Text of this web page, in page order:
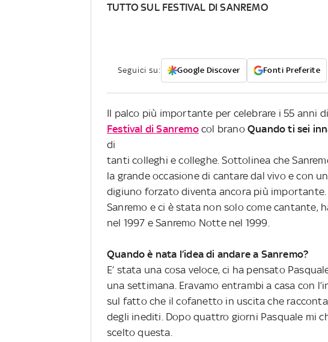
TUTTO SUL FESTIVAL DI SANREMO
Seguici su: Google Discover Fonti Preferite
Il palco più importante per celebrare i 55 anni
Festival di Sanremocol branoQuando ti sei
di
tanti colleghi e colleghe. Sottolinea che
la grande occasione di cantare dal vivo e con
digiuno forzato diventa ancora più importante.
Sanremo e ci è stata non solo come cantante,
nel 1997 e Sanremo Notte nel 1999.
Quando è nata l’idea di andare a Sanremo?
E’ stata una cosa veloce, ci ha pensato
una settimana. Eravamo entrambi a casa con
sul fatto che il cofanetto in uscita che
degli inediti. Dopo quattro giorni Pasquale mi
scelto questa.